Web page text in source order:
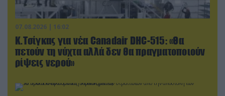
07.08.2026 | 16:02
Κ.Τσίγκας για νέα Canadair DHC-515: «Θα
πετούν τη νύχτα αλλά δεν θα πραγματοποιούν
ρίψεις νερού»